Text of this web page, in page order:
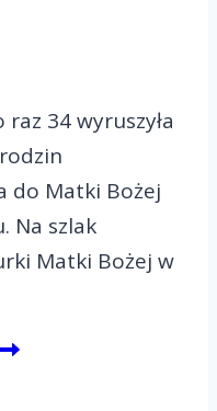
34 wyruszyła
do Matki Bożej
Na szlak
Matki Bożej w